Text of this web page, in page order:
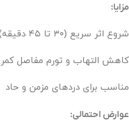
مزایا:
شروع اثر سریع (۳۰ تا ۴۵ دقیقه)
کاهش التهاب و تورم مفاصل
مناسب برای دردهای مزمن و حاد
عوارض احتمالی: